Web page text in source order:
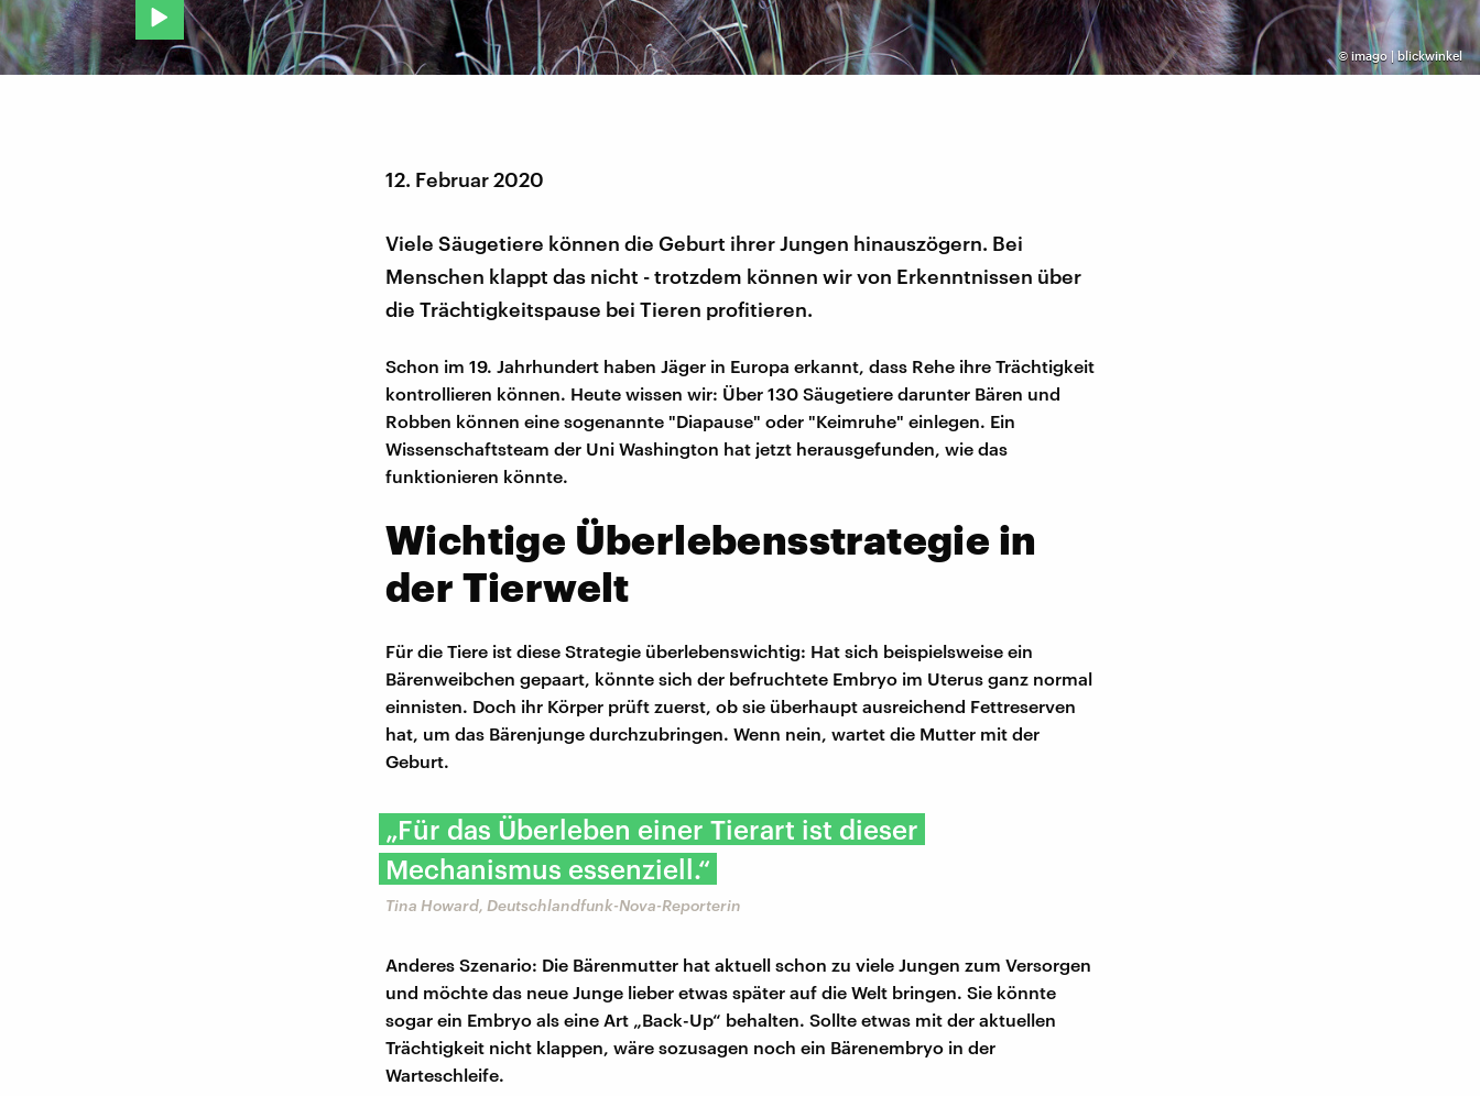
©imago | blickwinkel
12. Februar 2020
Viele Säugetiere können die Geburt ihrer Jungen hinauszögern. Bei
Menschen klappt das nicht - trotzdem können wir von Erkenntnissen über
die Trächtigkeitspause bei Tieren profitieren.
Schon im 19. Jahrhundert haben Jäger in Europa erkannt, dass Rehe ihre Trächtigkeit
kontrollieren können. Heute wissen wir: Über 130 Säugetiere darunter Bären und
Robben können eine sogenannte "Diapause" oder "Keimruhe" einlegen. Ein
Wissenschaftsteam der Uni Washington hat jetzt herausgefunden, wie das
funktionieren könnte.
Wichtige Überlebensstrategie in
der Tierwelt
Für die Tiere ist diese Strategie überlebenswichtig: Hat sich beispielsweise ein
Bärenweibchen gepaart, könnte sich der befruchtete Embryo im Uterus ganz normal
einnisten. Doch ihr Körper prüft zuerst, ob sie überhaupt ausreichend Fettreserven
hat, um das Bärenjunge durchzubringen. Wenn nein, wartet die Mutter mit der
Geburt.
„Für das Überleben einer Tierart ist dieser
Mechanismus essenziell.“
Tina Howard, Deutschlandfunk-Nova-Reporterin
Anderes Szenario: Die Bärenmutter hat aktuell schon zu viele Jungen zum Versorgen
und möchte das neue Junge lieber etwas später auf die Welt bringen. Sie könnte
sogar ein Embryo als eine Art „Back-Up“ behalten. Sollte etwas mit der aktuellen
Trächtigkeit nicht klappen, wäre sozusagen noch ein Bärenembryo in der
Warteschleife.